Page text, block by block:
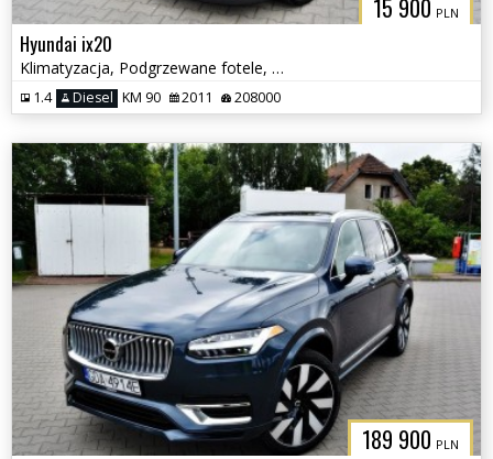
15 900 PLN
Hyundai ix20
Klimatyzacja, Podgrzewane fotele, Serwisowany
1.4 Diesel KM 90 2011 208000
189 900 PLN